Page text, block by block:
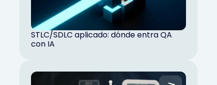
STLC/SDLC aplicado: dónde entra QA
con IA